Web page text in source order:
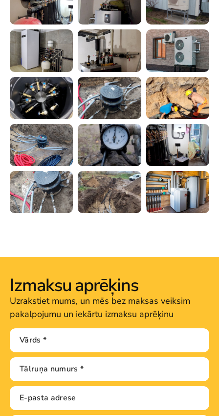
Izmaksu aprēķins
Uzrakstiet mums, un mēs bez maksas veiksim
pakalpojumu un iekārtu izmaksu aprēķinu